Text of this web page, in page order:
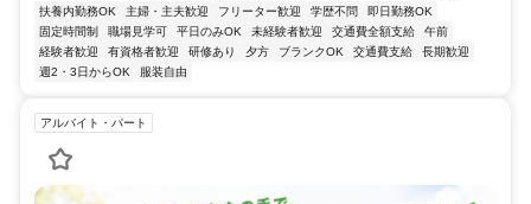
扶養内勤務OK 主婦・主夫歓迎 フリーター歓迎 学歴不問
即日勤務OK
固定時間制
職場見学可 平日のみOK 未経験者歓迎 交通費全額支給
午前
経験者歓迎
有資格者歓迎 研修あり 夕方 ブランクOK 交通費支給
長期歓迎
週2・3日からOK
服装自由
アルバイト・パート